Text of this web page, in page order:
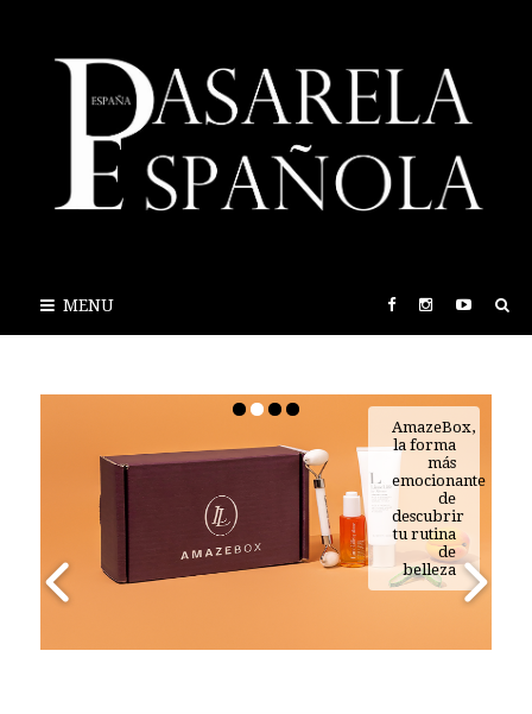
MENU
AmazeBox,
la forma
más
emocionante
de
descubrir
tu rutina
de
belleza